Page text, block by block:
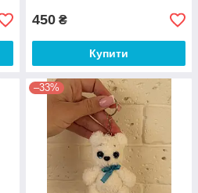
450 ₴
Купити
–33%